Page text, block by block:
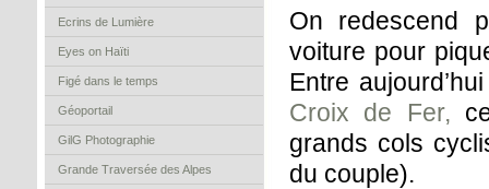
Ecrins de Lumière
Eyes on Haïti
Figé dans le temps
Géoportail
GilG Photographie
Grande Traversée des Alpes
On redescend
voiture pour
Entre
Croix de Fer,
grands cols
du couple).